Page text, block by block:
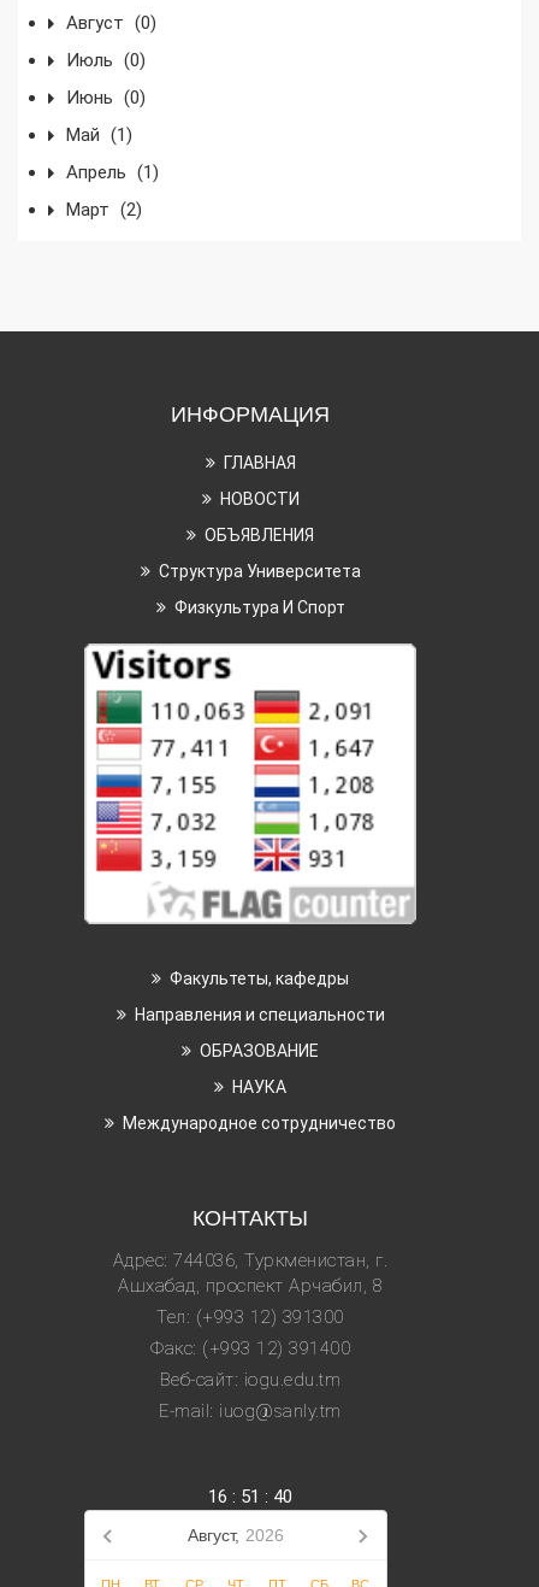
Август (0)
Июль (0)
Июнь (0)
Май (1)
Апрель (1)
Март (2)
ИНФОРМАЦИЯ
ГЛАВНАЯ
НОВОСТИ
ОБЪЯВЛЕНИЯ
Структура Университета
Физкультура И Спорт
Факультеты, кафедры
Направления и специальности
ОБРАЗОВАНИЕ
НАУКА
Международное сотрудничество
КОНТАКТЫ
Адрес: 744036, Туркменистан, г.
Ашхабад, проспект Арчабил, 8
Тел: (+993 12) 391300
Факс: (+993 12) 391400
Веб-сайт: iogu.edu.tm
E-mail: iuog@sanly.tm
16 : 51 : 41
Август, 2026